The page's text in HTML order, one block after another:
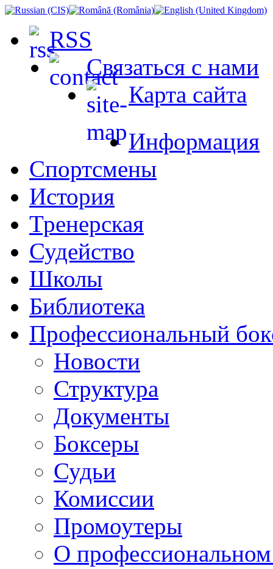
RSS
Связаться с нами
Карта сайта
Информация
Спортсмены
История
Тренерская
Судейство
Школы
Библиотека
Профессиональный
Новости
Структура
Документы
Боксеры
Судьи
Комиссии
Промоутеры
О профессиональном